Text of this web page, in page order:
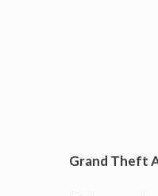
Grand Theft